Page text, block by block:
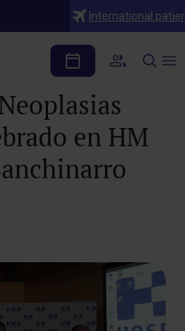
International
tratamientos
centran
en HM